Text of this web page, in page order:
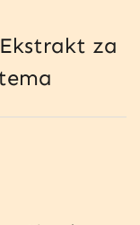
za